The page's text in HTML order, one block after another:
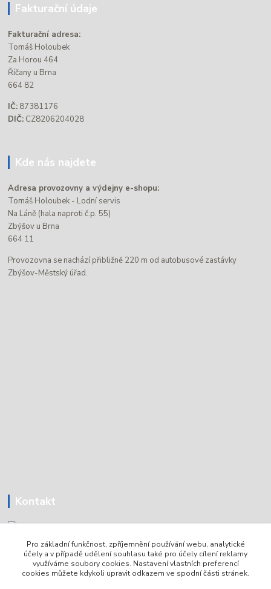
Fakturační údaje
Fakturační adresa:
Tomáš Holoubek
Za Horou 464
Říčany u Brna
664 82
IČ: 87381176
DIČ: CZ8206204028
Kde nás najdete
Adresa provozovny a výdejny e-shopu:
Tomáš Holoubek - Lodní servis
Na Láně (hala naproti č.p. 55)
Zbýšov u Brna
664 11
Provozovna se nachází přibližně 220 m od autobusové zastávky
Zbýšov-Městský úřad.
Kontakt
Tomáš Holoubek
+420736720979
Pro základní funkčnost, zpříjemnění používání webu, analytické
účely a v případě udělení souhlasu také pro účely cílení reklamy
využíváme soubory cookies. Nastavení vlastních preferencí
cookies můžete kdykoli upravit odkazem ve spodní části stránek.